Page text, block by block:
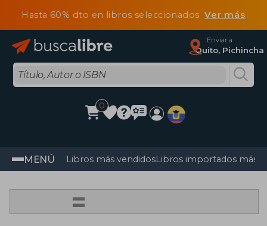
Hasta 60% dto en libros seleccionadosVer más
Enviar a
Quito, Pichincha
0
MENÚ Libros más vendidosLibros importados más
=